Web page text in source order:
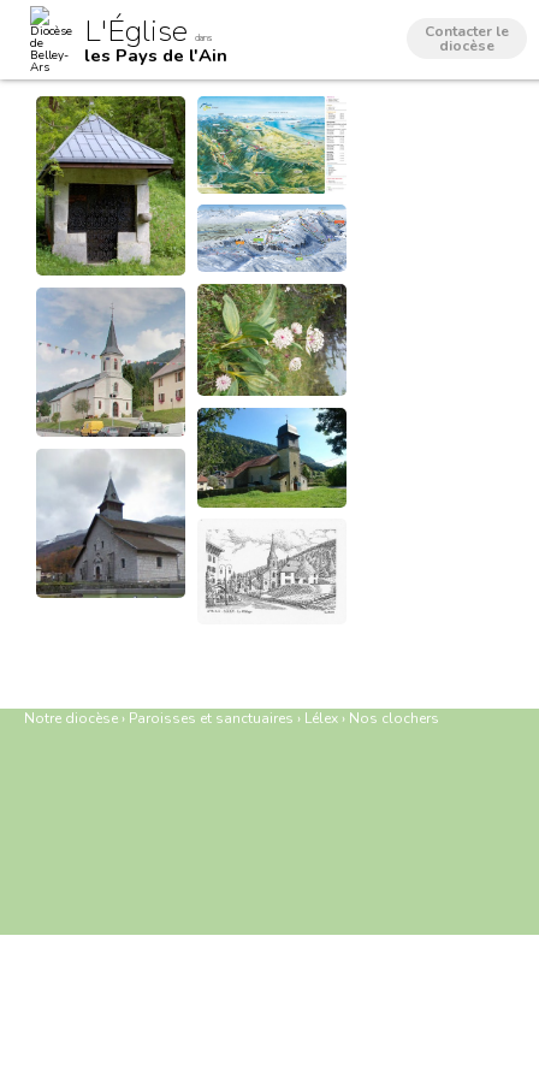
contenu.
navigation
Outils
personnels
L'Église dans
les Pays de l'Ain
Contacter le
diocèse
Notre diocèse › Paroisses et sanctuaires › Lélex › Nos clochers